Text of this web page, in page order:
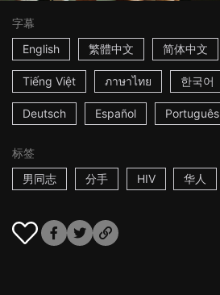
字幕
English
繁體中文 简体中文
Tiếng Việt ภาษาไทย 한국어
Deutsch Español Português
标签
男同志
分手 HIV 华人